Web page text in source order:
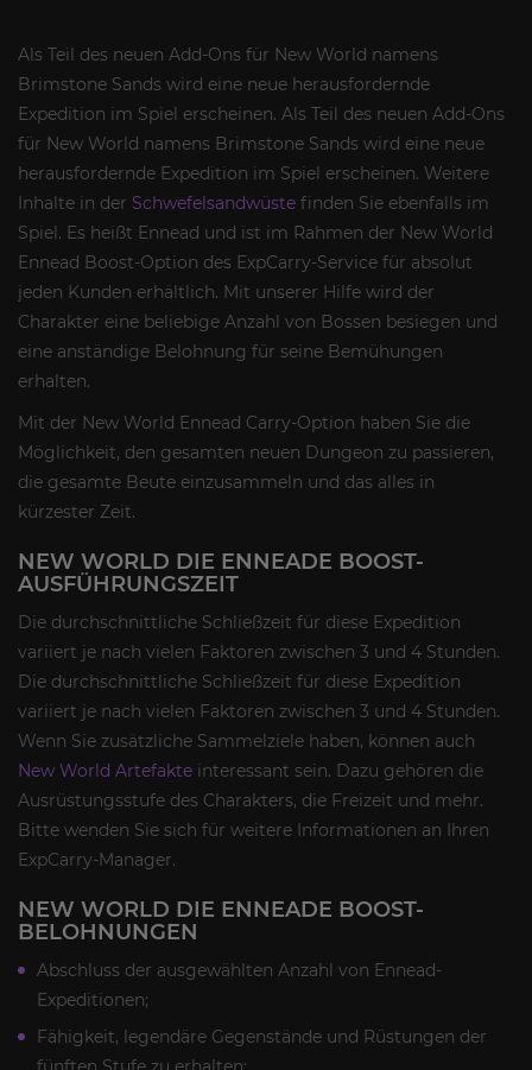
Als Teil des neuen Add-Ons für New World namens
Brimstone Sands wird eine neue herausfordernde
Expedition im Spiel erscheinen. Als Teil des neuen Add-Ons
für New World namens Brimstone Sands wird eine neue
herausfordernde Expedition im Spiel erscheinen. Weitere
Inhalte in der Schwefelsandwüste finden Sie ebenfalls im
Spiel. Es heißt Ennead und ist im Rahmen der New World
Ennead Boost-Option des ExpCarry-Service für absolut
jeden Kunden erhältlich. Mit unserer Hilfe wird der
Charakter eine beliebige Anzahl von Bossen besiegen und
eine anständige Belohnung für seine Bemühungen
erhalten.
Mit der New World Ennead Carry-Option haben Sie die
Möglichkeit, den gesamten neuen Dungeon zu passieren,
die gesamte Beute einzusammeln und das alles in
kürzester Zeit.
NEW WORLD DIE ENNEADE BOOST-
AUSFÜHRUNGSZEIT
Die durchschnittliche Schließzeit für diese Expedition
variiert je nach vielen Faktoren zwischen 3 und 4 Stunden.
Die durchschnittliche Schließzeit für diese Expedition
variiert je nach vielen Faktoren zwischen 3 und 4 Stunden.
Wenn Sie zusätzliche Sammelziele haben, können auch
New World Artefakte interessant sein. Dazu gehören die
Ausrüstungsstufe des Charakters, die Freizeit und mehr.
Bitte wenden Sie sich für weitere Informationen an Ihren
ExpCarry-Manager.
NEW WORLD DIE ENNEADE BOOST-
BELOHNUNGEN
Abschluss der ausgewählten Anzahl von Ennead-
Expeditionen;
Fähigkeit, legendäre Gegenstände und Rüstungen der